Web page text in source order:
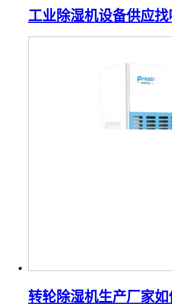
工业除湿机设备供应找
转轮除湿机生产厂家如